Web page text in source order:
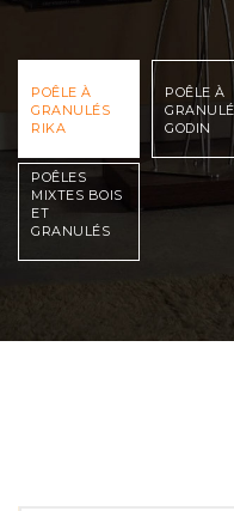
POÊLE À
GRANULÉS
RIKA
POÊLE À
GODIN
POÊLES
MIXTES BOIS
ET
GRANULÉS